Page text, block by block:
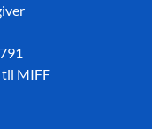
til MIFF